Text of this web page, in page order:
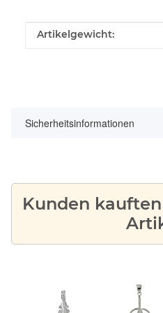
Produkteigenschaft
Wert
Artikelgewicht:
Sicherheitsinformationen
Kunden